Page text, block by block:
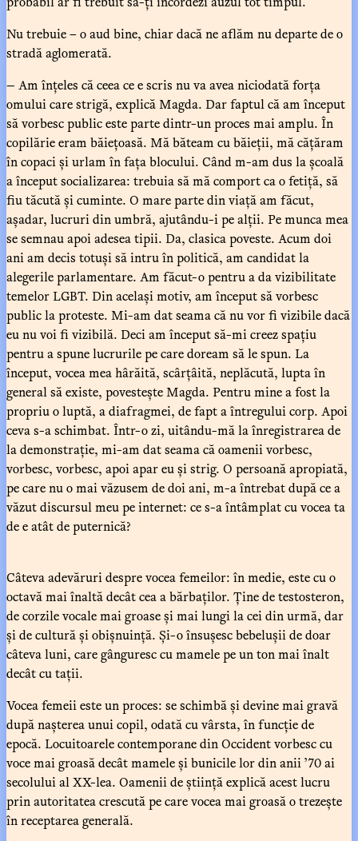
Nu trebuie – o aud bine, chiar dacă ne aflăm nu departe de o
stradă aglomerată.
— Am înțeles că ceea ce e scris nu va avea niciodată forța
omului care strigă, explică Magda. Dar faptul că am început
să vorbesc public este parte dintr-un proces mai amplu. În
copilărie eram băiețoasă. Mă băteam cu băieții, mă cățăram
în copaci și urlam în fața blocului. Când m-am dus la școală
a început socializarea: trebuia să mă comport ca o fetiță, să
fiu tăcută și cuminte. O mare parte din viață am făcut,
așadar, lucruri din umbră, ajutându-i pe alții. Pe munca mea
se semnau apoi adesea tipii. Da, clasica poveste. Acum doi
ani am decis totuși să intru în politică, am candidat la
alegerile parlamentare. Am făcut-o pentru a da vizibilitate
temelor LGBT. Din același motiv, am început să vorbesc
public la proteste. Mi-am dat seama că nu vor fi vizibile dacă
eu nu voi fi vizibilă. Deci am început să-mi creez spațiu
pentru a spune lucrurile pe care doream să le spun. La
început, vocea mea hârăită, scârțâită, neplăcută, lupta în
general să existe, povestește Magda. Pentru mine a fost la
propriu o luptă, a diafragmei, de fapt a întregului corp. Apoi
ceva s-a schimbat. Într-o zi, uitându-mă la înregistrarea de
la demonstrație, mi-am dat seama că oamenii vorbesc,
vorbesc, vorbesc, apoi apar eu și strig. O persoană apropiată,
pe care nu o mai văzusem de doi ani, m-a întrebat după ce a
văzut discursul meu pe internet: ce s-a întâmplat cu vocea ta
de e atât de puternică?
Câteva adevăruri despre vocea femeilor: în medie, este cu o
octavă mai înaltă decât cea a bărbaților. Ține de testosteron,
de corzile vocale mai groase și mai lungi la cei din urmă, dar
și de cultură și obișnuință. Și-o însușesc bebelușii de doar
câteva luni, care gânguresc cu mamele pe un ton mai înalt
decât cu tații.
Vocea femeii este un proces: se schimbă și devine mai gravă
după nașterea unui copil, odată cu vârsta, în funcție de
epocă. Locuitoarele contemporane din Occident vorbesc cu
voce mai groasă decât mamele și bunicile lor din anii ’70 ai
secolului al XX-lea. Oamenii de știință explică acest lucru
prin autoritatea crescută pe care vocea mai groasă o trezește
în receptarea generală.